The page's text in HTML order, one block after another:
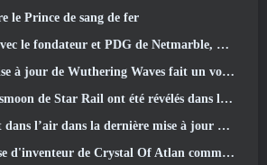
le Prince de sang de fer
PDG de Netmarble, Ken Kim, à propos de MONGIL: Plongée dans les étoiles
de Wuthering Waves fait un voyage du « côté obscur »
Star Rail ont été révélés dans le 4.1 Programme spécial
dans la dernière mise à jour de Thrones et Liberty
de Crystal Of Atlan commande les Mechs Magitech au combat